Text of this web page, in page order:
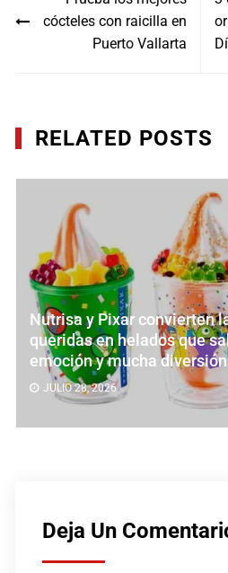
entradas
cócteles con raicilla en
Puerto Vallarta
RELATED POSTS
Nutrisa y Pixar convierten
queridas en helados que
emoción y mucha diversión
JULIO 28, 2026
Deja Un